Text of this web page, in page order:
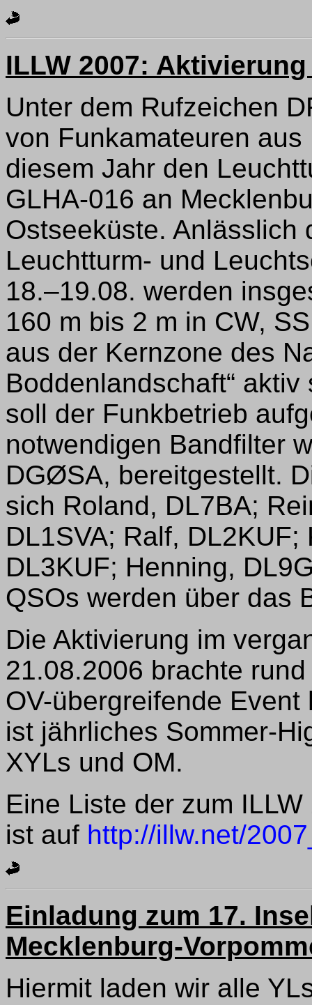
ILLW 2007:
Unter dem Rufzeichen
von Funkamateuren
diesem Jahr den
GLHA-016 an
Ostseeküste. Anlässlich
Leuchtturm- und
18.–19.08. werden
160 m bis 2 m in CW,
aus der Kernzone des
Boddenlandschaft“
soll der Funkbetrieb
notwendigen Bandfilter
DGØSA, bereitgestellt.
sich Roland, DL7BA;
DL1SVA; Ralf,
DL3KUF; Henning,
QSOs werden über das
Die Aktivierung im
21.08.2006 brachte
OV-übergreifende
ist jährliches Sommer-
XYLs und OM.
Eine Liste der zum
ist auf http://illw.net/
Einladung zum 17.
Mecklenburg-
Hiermit laden wir alle